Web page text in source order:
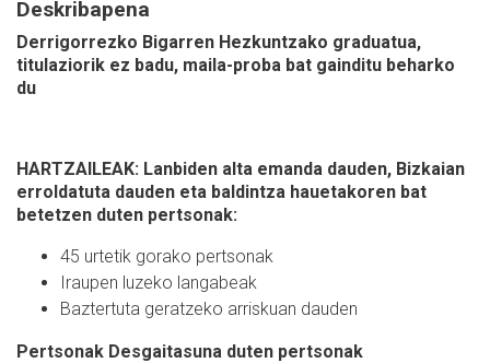
Deskribapena
Derrigorrezko Bigarren Hezkuntzako graduatua,
titulaziorik ez badu, maila-proba bat gainditu beharko
du
HARTZAILEAK: Lanbiden alta emanda dauden, Bizkaian
erroldatuta dauden eta baldintza hauetakoren bat
betetzen duten pertsonak:
45 urtetik gorako pertsonak
Iraupen luzeko langabeak
Baztertuta geratzeko arriskuan dauden
Pertsonak Desgaitasuna duten pertsonak